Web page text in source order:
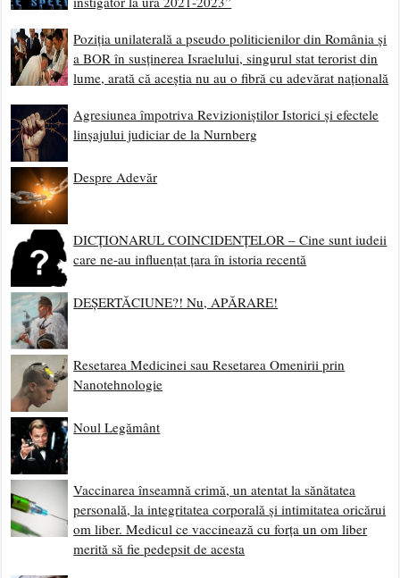
Poziția unilaterală a pseudo politicienilor din România și
a BOR în susținerea Israelului, singurul stat terorist din
lume, arată că aceștia nu au o fibră cu adevărat națională
Agresiunea împotriva Revizioniștilor Istorici și efectele
linșajului judiciar de la Nurnberg
Despre Adevăr
DICȚIONARUL COINCIDENȚELOR – Cine sunt iudeii
care ne-au influențat țara în istoria recentă
DEȘERTĂCIUNE?! Nu, APĂRARE!
Resetarea Medicinei sau Resetarea Omenirii prin
Nanotehnologie
Noul Legământ
Vaccinarea înseamnă crimă, un atentat la sănătatea
personală, la integritatea corporală și intimitatea oricărui
om liber. Medicul ce vaccinează cu forța un om liber
merită să fie pedepsit de acesta